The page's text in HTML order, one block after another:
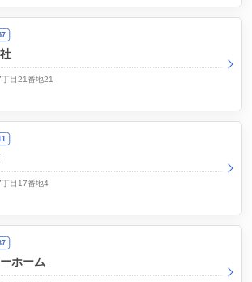
目21番地21
丁目17番地4
ホーム